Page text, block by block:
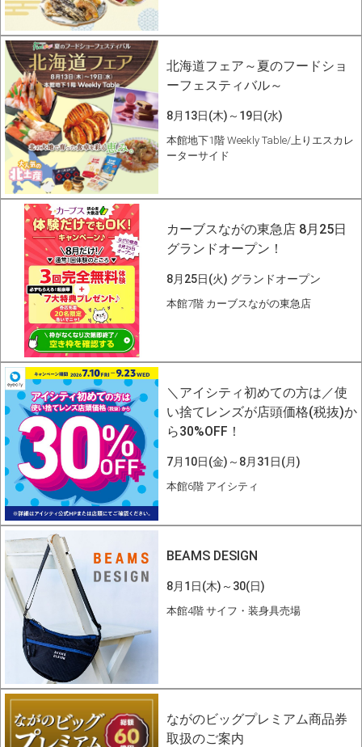
北海道フェア～夏のフードショ
ーフェスティバル～
8月13日(木)～19日(水)
本館地下1階 Weekly Table/上りエスカレ
ーターサイド
カーブスながの東急店 8月25日
グランドオープン！
8月25日(火) グランドオープン
本館7階 カーブスながの東急店
＼アイシティ初めての方は／使
い捨てレンズが店頭価格(税抜)か
ら30%OFF！
7月10日(金)～8月31日(月)
本館6階 アイシティ
BEAMS DESIGN
8月1日(木)～30(日)
本館4階 サイフ・装身具売場
ながのビッグプレミアム商品券
取扱のご案内